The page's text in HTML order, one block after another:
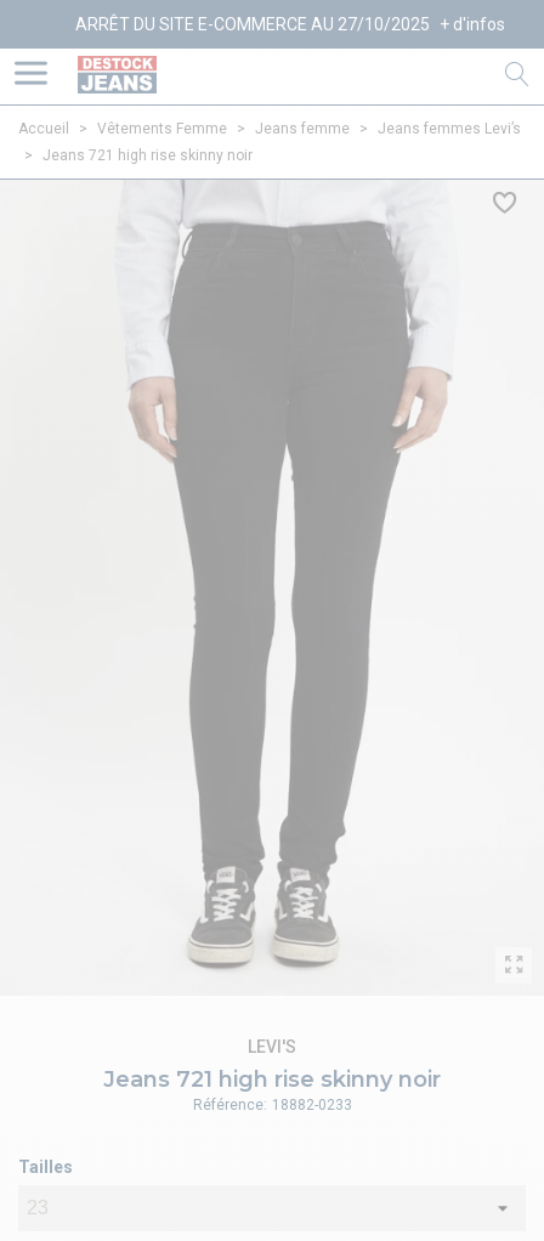
ARRÊT DU SITE E-COMMERCE AU 27/10/2025 + d'infos
Accueil > Vêtements Femme > Jeans femme >
Jeans femmes Levi’s
>
Jeans 721 high rise skinny noir
Jeans 721 high rise skinny noir
LEVI'S
Tailles
Référence: 18882-0233